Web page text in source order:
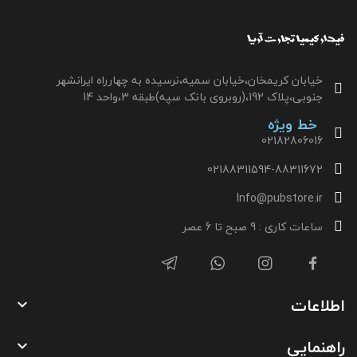
خیابان کریمخان،خیابان سمیه،نرسیده به چهارراه ایرانشهر
جنوبی،پلاک 192،(روبروی بانک سپه)طبقه 3،واحد 14
خط ویژه
02182806016
02188311594-88311672
Info@pubstore.ir
ساعات کاری : 9 صبح تا 6 عصر
اطلاعات 
راهنمایی 